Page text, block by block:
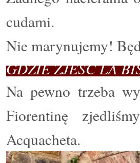
cudami.
Nie marynujemy!
GDZIE ZJEŚĆ LA
Na pewno trzeba
Fiorentinę
Acquacheta.